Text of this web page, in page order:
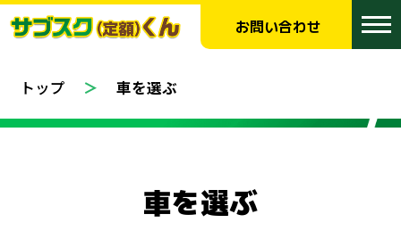
お問い合わせ
トップ 車を選ぶ
車を選ぶ